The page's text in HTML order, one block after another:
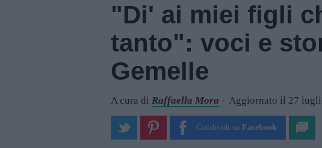
"Di' ai miei figli
tanto": voci e
Gemelle
A cura di Raffaella Mora Aggiornato il 27
Condividi su Facebook